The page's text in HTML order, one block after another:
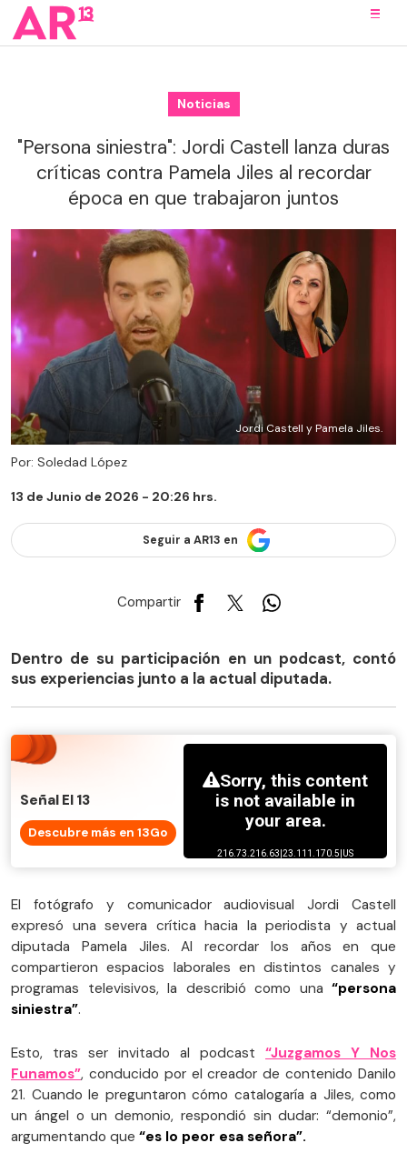
Noticias
"Persona siniestra": Jordi Castell lanza duras
críticas contra Pamela Jiles al recordar
época en que trabajaron juntos
Jordi Castell y Pamela Jiles.
Por: Soledad López
13 de Junio de 2026 - 20:26 hrs.
Seguir a AR13 en
Compartir
Dentro de su participación en un podcast, contó
sus experiencias junto a la actual diputada.
Señal El 13
Descubre más en 13Go
El fotógrafo y comunicador audiovisual Jordi Castell
expresó una severa crítica hacia la periodista y actual
diputada Pamela Jiles. Al recordar los años en que
compartieron espacios laborales en distintos canales y
programas televisivos, la describió como una “persona
siniestra”.
Esto, tras ser invitado al podcast “Juzgamos Y Nos
Funamos”, conducido por el creador de contenido Danilo
21. Cuando le preguntaron cómo catalogaría a Jiles, como
un ángel o un demonio, respondió sin dudar: “demonio”,
argumentando que “es lo peor esa señora”.